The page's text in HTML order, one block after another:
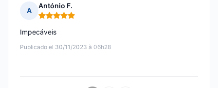
A
António F.
Nota: 5 de 5
Publicado el 30/11/2023 à 06h28
Impecáveis